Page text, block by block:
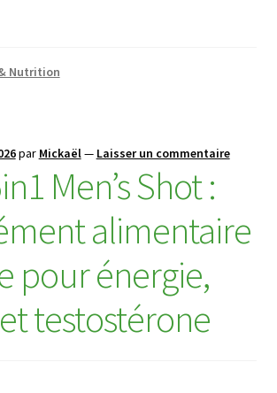
Nutrition
par Mickaël— Laisser un commentaire
Men’s Shot :
alimentaire
pour énergie,
testostérone